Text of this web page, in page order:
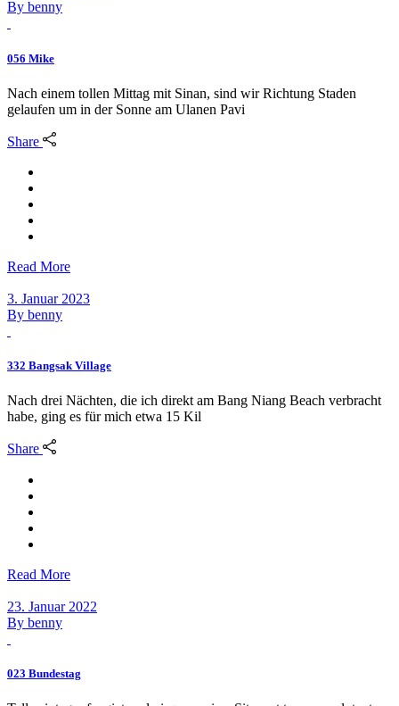
By benny
056 Mike
Nach einem tollen Mittag mit Sinan, sind wir Richtung Staden
gelaufen um in der Sonne am Ulanen Pavi
Share
Read More
3. Januar 2023
By benny
332 Bangsak Village
Nach drei Nächten, die ich direkt am Bang Niang Beach verbracht
habe, ging es für mich etwa 15 Kil
Share
Read More
23. Januar 2022
By benny
023 Bundestag